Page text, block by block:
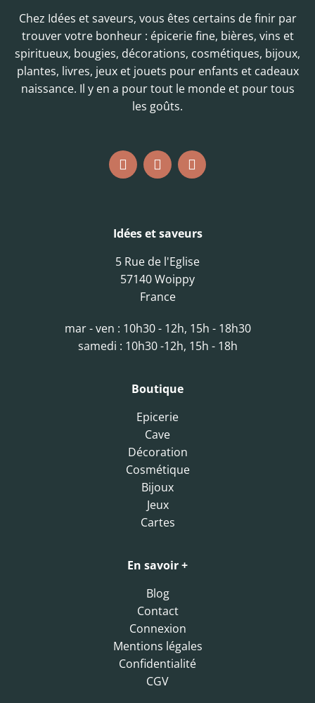
Chez Idées et saveurs, vous êtes certains de finir par
trouver votre bonheur : épicerie fine, bières, vins et
spiritueux, bougies, décorations, cosmétiques, bijoux,
plantes, livres, jeux et jouets pour enfants et cadeaux
naissance. Il y en a pour tout le monde et pour tous
les goûts.
Idées et saveurs
5 Rue de l'Eglise
57140 Woippy
France
mar - ven : 10h30 - 12h, 15h - 18h30
samedi : 10h30 -12h, 15h - 18h
Boutique
Epicerie
Cave
Décoration
Cosmétique
Bijoux
Jeux
Cartes
En savoir +
Blog
Contact
Connexion
Mentions légales
Confidentialité
CGV